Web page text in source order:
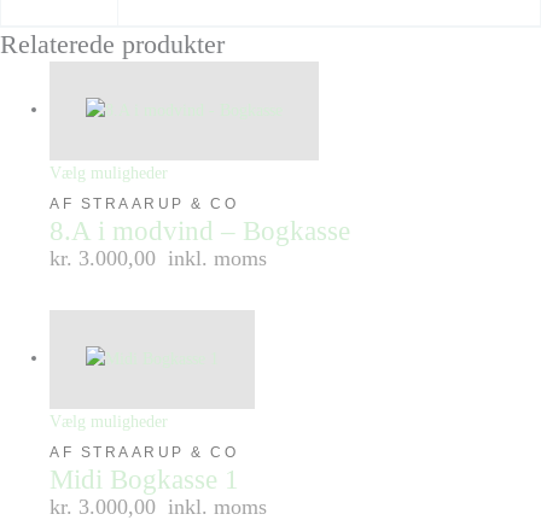
Relaterede produkter
Vælg muligheder
AF STRAARUP & CO
8.A i modvind – Bogkasse
kr. 3.000,00 inkl. moms
Vælg muligheder
AF STRAARUP & CO
Midi Bogkasse 1
kr. 3.000,00 inkl. moms